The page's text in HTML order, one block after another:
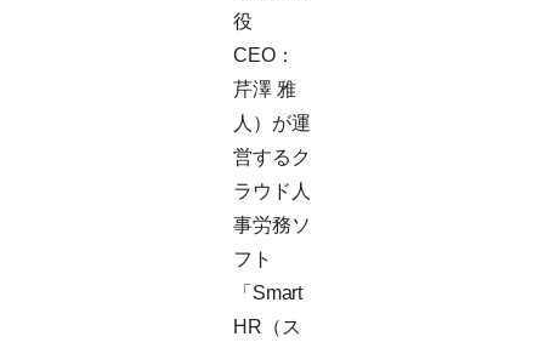
役
CEO：
芹澤 雅
人）が運
営するク
ラウド人
事労務ソ
フト
「Smart
HR（ス